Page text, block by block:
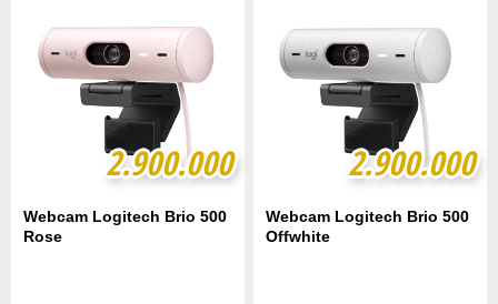
2.900.000
2.900.000
Webcam Logitech Brio 500
Rose
2.900.000
2.900.000
Webcam Logitech Brio 500
Offwhite